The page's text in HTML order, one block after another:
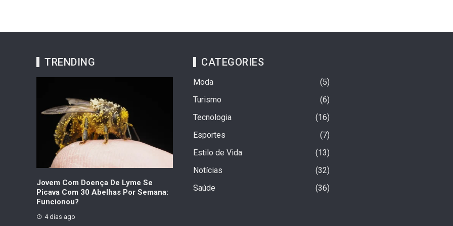
TRENDING
Jovem Com Doença De Lyme Se
Picava Com 30 Abelhas Por Semana:
Funcionou?
4 dias ago
Choupette Faliu? A Verdade Sobre A
Fortuna Da Gata Mais Rica Do Mundo
Urso-Preto Morre Eletrocutado Em
Poste De Energia Elétrica Nos EUA
CATEGORIES
Moda
5
Turismo
6
Tecnologia
16
Esportes
7
Estilo de Vida
13
Notícias
32
Saúde
36